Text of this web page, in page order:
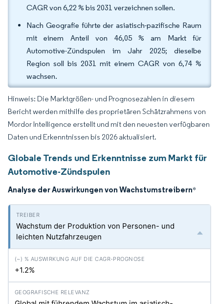
CAGR von 6,22 % bis 2031 verzeichnen sollen.
Nach Geografie führte der asiatisch-pazifische Raum
mit einem Anteil von 46,05 % am Markt für
Automotive-Zündspulen im Jahr 2025; dieselbe
Region soll bis 2031 mit einem CAGR von 6,74 %
wachsen.
Hinweis: Die Marktgrößen- und Prognosezahlen in diesem
Bericht werden mithilfe des proprietären Schätzrahmens von
Mordor Intelligence erstellt und mit den neuesten verfügbaren
Daten und Erkenntnissen bis 2026 aktualisiert.
Globale Trends und Erkenntnisse zum Markt für
Automotive-Zündspulen
Analyse der Auswirkungen von Wachstumstreibern*
Wachstum der Produktion von Personen- und
leichten Nutzfahrzeugen
+1.2%